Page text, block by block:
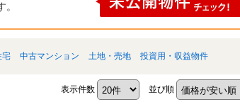
宅 中古マンション 土地・売地 投資用・収益物件
表示件数 並び順